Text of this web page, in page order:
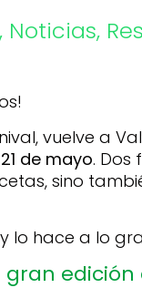
, Noticias,
vuelve a
de mayo. Dos
sino
lo hace a lo
edición